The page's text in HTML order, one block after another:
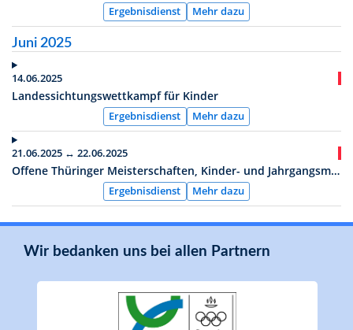
Ergebnisdienst Mehr dazu
Juni 2025
14.06.2025
Landessichtungswettkampf für Kinder
Ergebnisdienst Mehr dazu
21.06.2025 ↔ 22.06.2025
Offene Thüringer Meisterschaften, Kinder- und Jahrgangsmeisterschaften 2025
Ergebnisdienst Mehr dazu
Wir bedanken uns bei allen Partnern